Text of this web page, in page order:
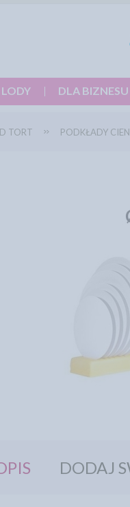
LODY DLA BIZNESU
TORT PODKŁADY
DODAJ